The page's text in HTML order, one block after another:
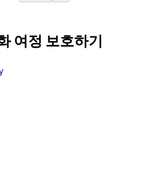
여정 보호하기